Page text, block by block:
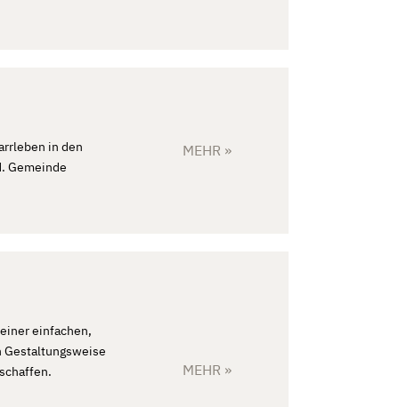
in den
Gemeinde
MEHR »
einfachen,
Gestaltungsweise
MEHR »